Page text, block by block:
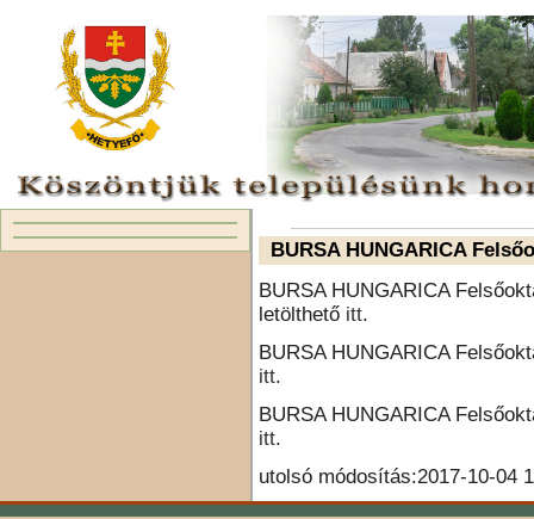
BURSA HUNGARICA
BURSA HUNGARICA
letölthető itt.
BURSA HUNGARICA
itt.
BURSA HUNGARICA
itt.
utolsó módosítás:2017-10-04